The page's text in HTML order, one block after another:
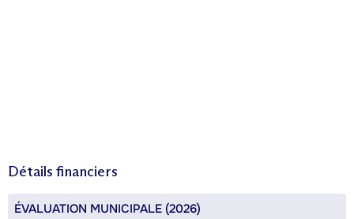
Détails financiers
ÉVALUATION MUNICIPALE (2026)